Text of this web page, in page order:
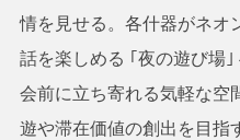
情を見せる。各什器がネオ
話を楽しめる ｢夜の遊び場
会前に立ち寄れる気軽な空
遊や滞在価値の創出を目指